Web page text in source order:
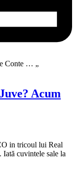
Acum
in tricoul lui Real
cuvintele sale la